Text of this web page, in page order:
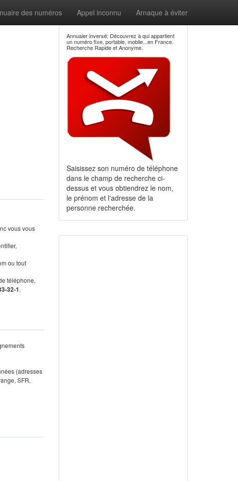
des numéros Appel inconnu Arnaque à éviter
vous vous
ou tout
téléphone,
32-1.
(adresses
SFR,
Annuaier inversé: Découvrez à qui appartient
un numéro fixe, portable, mobile...en France.
Recherche Rapide et Anonyme.
Saisissez son numéro de téléphone
dans le champ de recherche ci-
dessus et vous obtiendrez le nom,
le prénom et l'adresse de la
personne recherchée.